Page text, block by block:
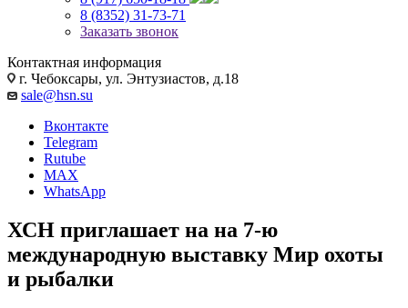
8 (8352) 31-73-71
Заказать звонок
Контактная информация
г. Чебоксары, ул. Энтузиастов, д.18
sale@hsn.su
Вконтакте
Telegram
Rutube
MAX
WhatsApp
ХСН приглашает на на 7-ю
международную выставку Мир охоты
и рыбалки